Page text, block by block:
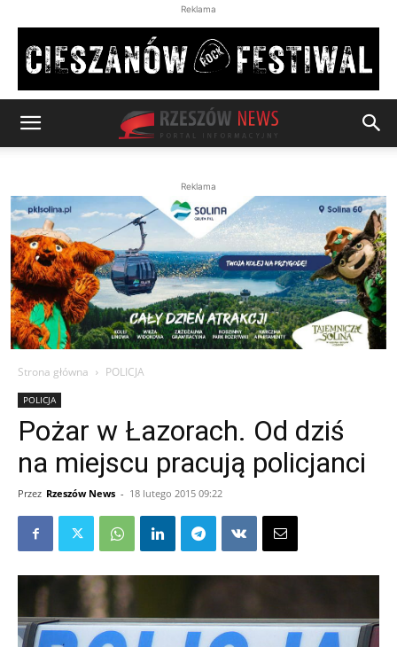
Reklama
Reklama
Strona główna POLICJA
POLICJA
Pożar w Łazorach. Od dziś
na miejscu pracują policjanci
Przez Rzeszów News - 18 lutego 2015 09:22